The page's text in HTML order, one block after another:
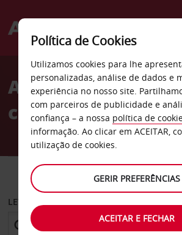
Welcome
AvisAluguer de
carros Santander
CARRO
LEVANTAR EM
Política de Cookies
Utilizamos cookies para lhe
personalizadas, análise de dados e
experiência no nosso site.
com parceiros de publicidade e
confiança – a nossa política de
informação. Ao clicar em ACEITAR,
utilização de cookies.
GERIR PREFERÊNCIAS
ACEITAR E FECHAR